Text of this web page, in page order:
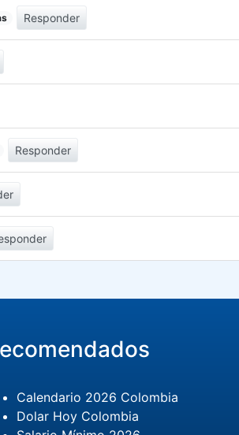
Responder
Responder
Calendario 2026 Colombia
Dolar Hoy Colombia